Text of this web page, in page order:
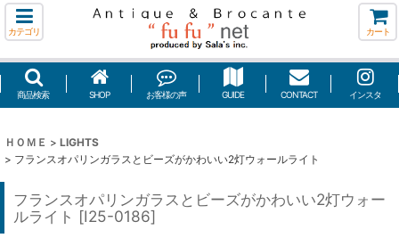
カテゴリ カート
商品検索 SHOP お客様の声 GUIDE CONTACT インスタ
ＨＯＭＥ > LIGHTS
> フランスオパリンガラスとビーズがかわいい2灯ウォールライト
フランスオパリンガラスとビーズがかわいい2灯ウォー
ルライト [I25-0186]